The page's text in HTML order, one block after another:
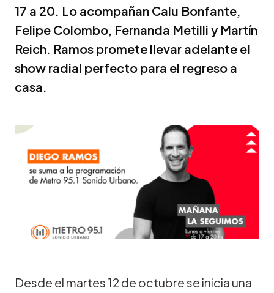
17 a 20. Lo acompañan Calu Bonfante,
Felipe Colombo, Fernanda Metilli y Martín
Reich. Ramos promete llevar adelante el
show radial perfecto para el regreso a
casa.
Desde el martes 12 de octubre se inicia una